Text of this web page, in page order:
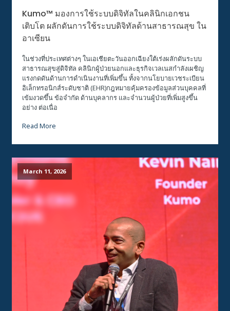
Kumo™ มองการใช้ระบบดิจิทัลในคลินิกเอกชน
เติบโต ผลักดันการใช้ระบบดิจิทัลด้านสาธารณสุข ใน
อาเซียน
ในช่วงที่ประเทศต่างๆ ในเอเชียตะวันออกเฉียงใต้เร่งผลักดันระบบ
สาธารณสุขสู่ดิจิทัล คลินิกผู้ป่วยนอกและธุรกิจเวลเนสกำลังเผชิญ
แรงกดดันด้านการดำเนินงานที่เพิ่มขึ้น ทั้งจากนโยบายเวชระเบียน
อิเล็กทรอนิกส์ระดับชาติ (EHR)กฎหมายคุ้มครองข้อมูลส่วนบุคคลที่
เข้มงวดขึ้น ข้อจำกัด ด้านบุคลากร และจำนวนผู้ป่วยที่เพิ่มสูงขึ้น
อย่าง ต่อเนื่อ
Read More
March 11, 2026